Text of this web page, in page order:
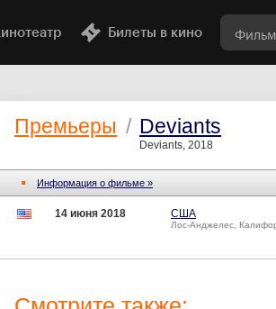
Билеты в кино
Премьеры / Deviants
Deviants, 2018
Информация о фильме »
14 июня 2018 США
Лос-Анджелес,